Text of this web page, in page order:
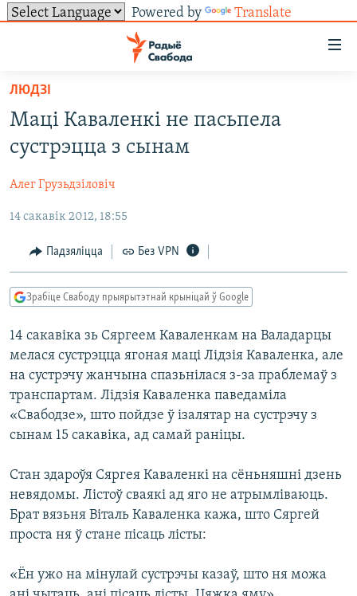
Powered by Translate
ўнівэрсальнага
доступу
Перайсьці
да
галоўнага
Перайсьці
да
навігацыі
Перайсьці
да
пошуку
ЛЮДЗІ
ПАЛІТЫКА
ЭКАНОМІКА
БЕЛАРУСЫ НА ВАЙНЕ
ПАЛІТВЯЗЬНІ
КУЛЬТУРА
КАЛЯНДАР
ТОЛЬКІ НА СВАБОДЗЕ
БЛОГІ
ГІСТОРЫЯ НА СВАБОДЗЕ
ПАДКАСТЫ
АЎДЫЁКНІГІ
PREMIUM
НА ХВАЛЯХ СВАБОДЫ
СУВЯЗЬ
АБЫСЬЦІ БЛЯКАВАНЬНЕ
ПАДЗЯЛІЦЦА ІНФАРМАЦЫЯЙ
ПАДПІСАЦЦА
RSS
ПАДКАСТЫ
TWITTER
Усе сайты РС/РСЭ
ЛЮДЗІ
Маці Каваленкі не пасьпела
сустрэцца з сынам
Алег Грузьдзіловіч
14 сакавік 2012, 18:55
Падзяліцца Без VPN
Зрабіце Свабоду прыярытэтнай крыніцай ў Google
14 сакавіка зь Сяргеем Каваленкам на Валадарцы
мелася сустрэцца ягоная маці Лідзія Каваленка, але
на сустрэчу жанчына спазьнілася з-за праблемаў з
транспартам. Лідзія Каваленка паведаміла
«Свабодзе», што пойдзе ў ізалятар на сустрэчу з
сынам 15 сакавіка, ад самай раніцы.
Стан здароўя Сяргея Каваленкі на сёньняшні дзень
невядомы. Лістоў сваякі ад яго не атрымліваюць.
Брат вязьня Віталь Каваленка кажа, што Сяргей
проста ня ў стане пісаць лісты:
«Ён ужо на мінулай сустрэчы казаў, што ня можа